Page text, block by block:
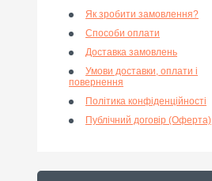
Як зробити замовлення?
Способи оплати
Доставка замовлень
Умови доставки, оплати і
повернення
Політика конфіденційності
Публічний договір (Оферта)